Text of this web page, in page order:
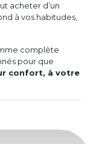
acheter d’un
à vos habitudes,
complète
pour que
confort, à votre